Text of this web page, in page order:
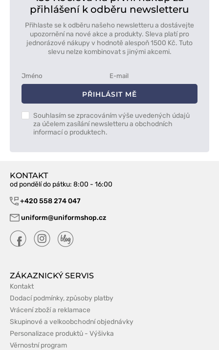
přihlášení k odběru newsletteru
Přihlaste se k odběru našeho newsletteru a dostávejte
upozornění na nové akce a produkty. Sleva platí pro
jednorázové nákupy v hodnotě alespoň 1500 Kč. Tuto
slevu nelze kombinovat s jinými akcemi.
PŘIHLÁSIT MĚ
Souhlasím se zpracováním výše uvedených údajů
za účelem zasílání newsletteru a obchodních
informací o produktech.
KONTAKT
od pondělí do pátku: 8:00 - 16:00
+420 558 274 047
uniform@uniformshop.cz
ZÁKAZNICKÝ SERVIS
Kontakt
Dodací podmínky, způsoby platby
Vrácení zboží a reklamace
Skupinové a velkoobchodní objednávky
Personalizace produktů - Výšivka
Věrnostní program